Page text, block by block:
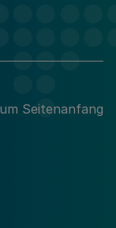
Seitenanfang